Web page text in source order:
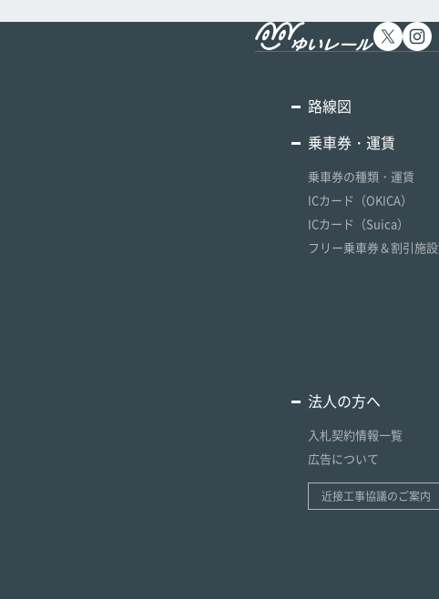
路線図
乗車券・運賃
乗車券の種類・運賃
ICカード（OKICA）
ICカード（Suica）
フリー乗車券＆割引施
法人の方へ
入札契約情報一覧
広告について
近接工事協議のご案内